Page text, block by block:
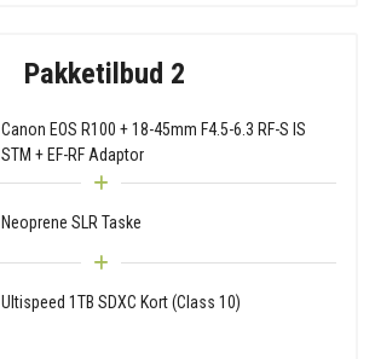
Pakketilbud 2
Canon EOS R100 + 18-45mm F4.5-6.3 RF-S IS
STM + EF-RF Adaptor
Neoprene SLR Taske
Ultispeed 1TB SDXC Kort (Class 10)